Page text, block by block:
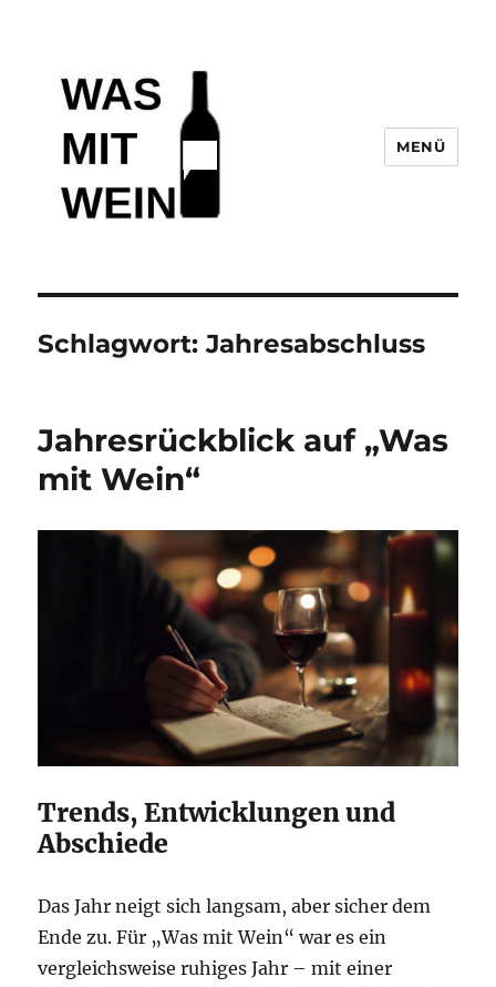
MENÜ
Schlagwort:Jahresabschluss
Jahresrückblick auf „Was
mit Wein“
Trends, Entwicklungen und
Abschiede
Das Jahr neigt sich langsam, aber sicher dem
Ende zu. Für „Was mit Wein“ war es ein
vergleichsweise ruhiges Jahr – mit einer